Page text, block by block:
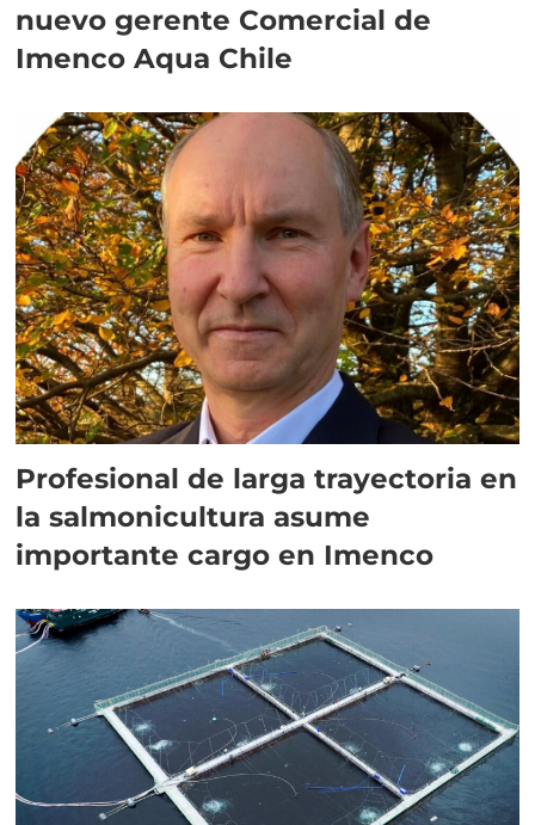
nuevo gerente Comercial de
Imenco Aqua Chile
Profesional de larga trayectoria en
la salmonicultura asume
importante cargo en Imenco